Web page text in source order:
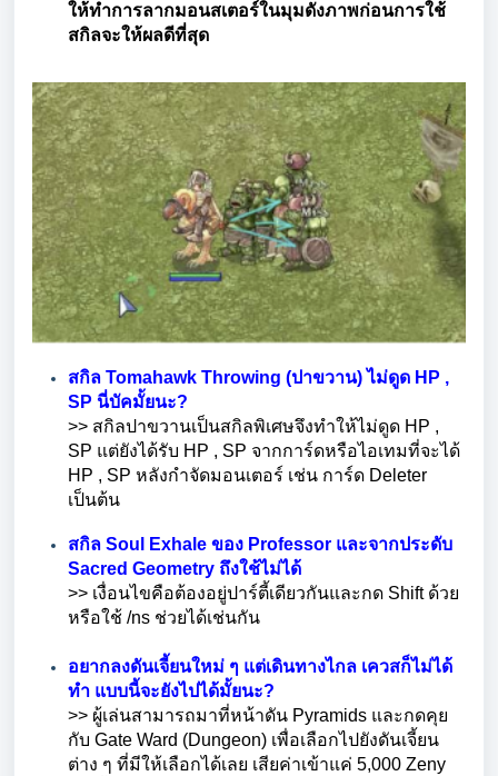
ให้ทำการลากมอนสเตอร์ในมุมดังภาพก่อนการใช้
สกิลจะให้ผลดีที่สุด
สกิล Tomahawk Throwing (ปาขวาน) ไม่ดูด HP ,
SP นี่บัคมั้ยนะ?
>> สกิลปาขวานเป็นสกิลพิเศษจึงทำให้ไม่ดูด HP ,
SP แต่ยังได้รับ HP , SP จากการ์ดหรือไอเทมที่จะได้
HP , SP หลังกำจัดมอนเตอร์ เช่น การ์ด Deleter
เป็นต้น
สกิล Soul Exhale ของ Professor และจากประดับ
Sacred Geometry ถึงใช้ไม่ได้
>> เงื่อนไขคือต้องอยู่ปาร์ตี้เดียวกันและกด Shift ด้วย
หรือใช้ /ns ช่วยได้เช่นกัน
อยากลงดันเจี้ยนใหม่ ๆ แต่เดินทางไกล เควสก็ไม่ได้
ทำ แบบนี้จะยังไปได้มั้ยนะ?
>> ผู้เล่นสามารถมาที่หน้าดัน Pyramids และกดคุย
กับ Gate Ward (Dungeon) เพื่อเลือกไปยังดันเจี้ยน
ต่าง ๆ ที่มีให้เลือกได้เลย เสียค่าเข้าแค่ 5,000 Zeny